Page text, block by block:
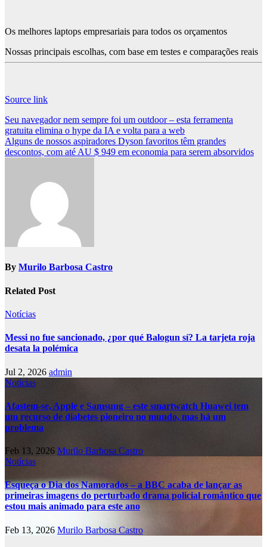
Os melhores laptops empresariais para todos os orçamentos
Nossas principais escolhas, com base em testes e comparações reais
Source link
Post
navigation
Seu navegador nem sempre foi um outdoor – esta ferramenta
gratuita elimina o hype da IA ​​e volta para a web
Alguns de nossos aspiradores Dyson favoritos têm grandes
descontos, com até AU $ 949 em economia para serem absorvidos
By Murilo Barbosa Castro
Related Post
Notícias
Messi no fue sancionado, ¿por qué Balogun sí? La tarjeta roja
desata la polémica
Jul 2, 2026 admin
Notícias
Afastem-se, Apple e Samsung – este smartwatch Huawei tem
um recurso de diabetes pioneiro no mundo, mas há um
problema
Feb 13, 2026 Murilo Barbosa Castro
Notícias
Esqueça o Dia dos Namorados – a BBC acaba de lançar as
primeiras imagens do perturbado drama policial romântico que
estou mais animado para este ano
Feb 13, 2026 Murilo Barbosa Castro